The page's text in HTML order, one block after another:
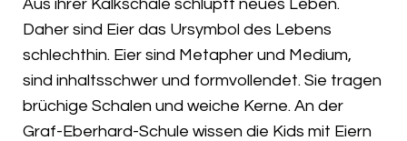
Aus ihrer Kalkschale schlüpft neues Leben.
Daher sind Eier das Ursymbol des Lebens
schlechthin. Eier sind Metapher und Medium,
sind inhaltsschwer und formvollendet. Sie tragen
brüchige Schalen und weiche Kerne. An der
Graf-Eberhard-Schule wissen die Kids mit Eiern